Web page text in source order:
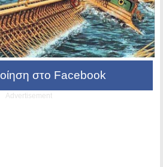
στο Facebook
Advertisement